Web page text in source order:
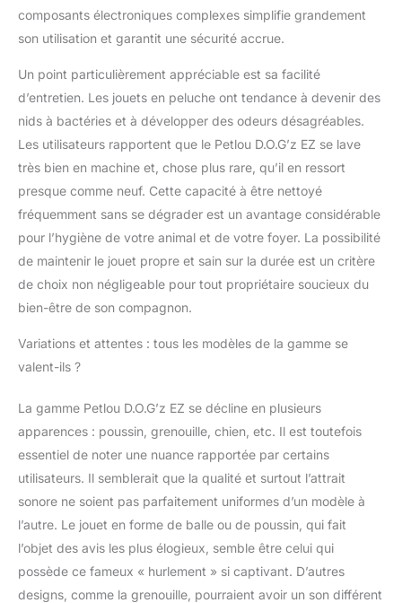
composants électroniques complexes simplifie grandement
son utilisation et garantit une sécurité accrue.
Un point particulièrement appréciable est sa facilité
d’entretien. Les jouets en peluche ont tendance à devenir des
nids à bactéries et à développer des odeurs désagréables.
Les utilisateurs rapportent que le Petlou D.O.G’z EZ se lave
très bien en machine et, chose plus rare, qu’il en ressort
presque comme neuf. Cette capacité à être nettoyé
fréquemment sans se dégrader est un avantage considérable
pour l’hygiène de votre animal et de votre foyer. La possibilité
de maintenir le jouet propre et sain sur la durée est un critère
de choix non négligeable pour tout propriétaire soucieux du
bien-être de son compagnon.
Variations et attentes : tous les modèles de la gamme se
valent-ils ?
La gamme Petlou D.O.G’z EZ se décline en plusieurs
apparences : poussin, grenouille, chien, etc. Il est toutefois
essentiel de noter une nuance rapportée par certains
utilisateurs. Il semblerait que la qualité et surtout l’attrait
sonore ne soient pas parfaitement uniformes d’un modèle à
l’autre. Le jouet en forme de balle ou de poussin, qui fait
l’objet des avis les plus élogieux, semble être celui qui
possède ce fameux « hurlement » si captivant. D’autres
designs, comme la grenouille, pourraient avoir un son différent